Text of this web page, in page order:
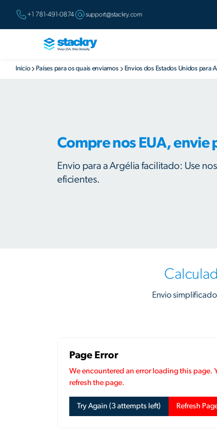
+1 781-491-0874 support@stackry.com
Início Países para os quais enviamos Envios dos Estados Unidos para
Compre nos EUA, envie
Envio para a Argélia facilitado: Use
eficientes.
Envio